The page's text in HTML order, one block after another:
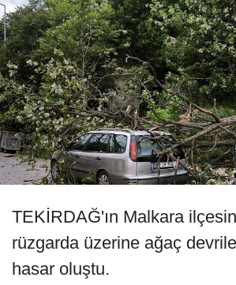
TEKİRDAĞ'ın Malkara
rüzgarda üzerine ağaç
hasar oluştu.